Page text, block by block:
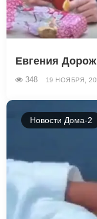
Евгения
348 19 НОЯБРЯ,
Новости Дома-2